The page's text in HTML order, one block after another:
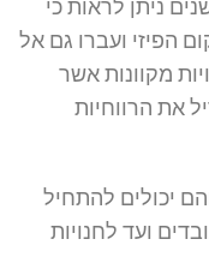
ניתן לראות כי
הפיזי ועברו גם אל
מקוונות אשר
את הרווחיות
יכולים להתחיל
ועד לחנויות